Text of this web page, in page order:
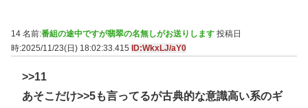
14 名前:番組の途中ですが翡翠の名無しがお送りします 投稿日
時:2025/11/23(日) 18:02:33.415 ID:WkxLJ/aY0
>>11
あそこだけ>>5も言ってるが古典的な意識高い系のギ